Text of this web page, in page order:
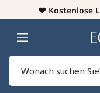
♥️ Kostenlose